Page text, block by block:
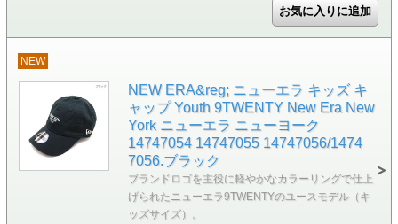
NEW
NEW ERA&reg; ニューエラ キッズ キ
ャップ Youth 9TWENTY New Era New
York ニューエラ ニューヨーク
14747054 14747055 14747056/1474
7056.ブラック
ブランドロゴを主役に軽やかなカラーリングで仕上
げられたニューエラ9TWENTYのユースモデル（キ
ッズサイズ）。